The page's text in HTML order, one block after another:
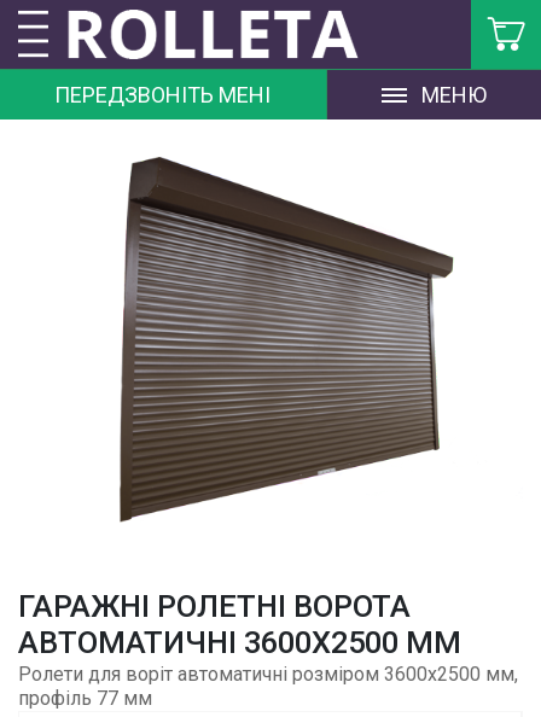
ПЕРЕДЗВОНІТЬ МЕНІ МЕНЮ
ГАРАЖНІ РОЛЕТНІ ВОРОТА
АВТОМАТИЧНІ 3600Х2500 ММ
Ролети для воріт автоматичні розміром 3600х2500 мм,
профіль 77 мм